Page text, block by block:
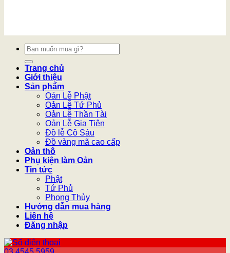
Tìm
kiếm:
Trang chủ
Giới thiệu
Sản phẩm
Oản Lễ Phật
Oản Lễ Tứ Phủ
Oản Lễ Thần Tài
Oản Lễ Gia Tiên
Đồ lễ Cô Sáu
Đồ vàng mã cao cấp
Oản thô
Phụ kiện làm Oản
Tin tức
Phật
Tứ Phủ
Phong Thủy
Hướng dẫn mua hàng
Liên hệ
Đăng nhập